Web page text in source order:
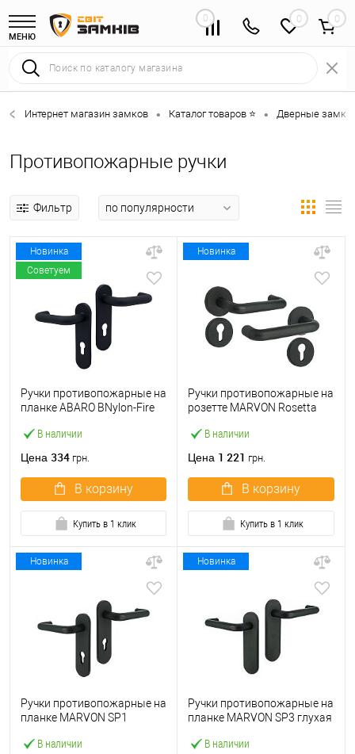
МЕНЮ
0 0
Интернет магазин замков • Каталог товаров ⭐ • Дверные замки
Противопожарные ручки
Фильтр
Новинка
Советуем
В наличии
Ручки противопожарные на
планке ABARO BNylon-Fire
72 мм черный
Цена 334 грн.
В корзину
Купить в 1 клик
Новинка
В наличии
Ручки противопожарные на
розетте MARVON Rosetta
Цена 1 221 грн.
В корзину
Купить в 1 клик
Новинка
В наличии
Ручки противопожарные на
планке MARVON SP1
черный матовый
Новинка
В наличии
Ручки противопожарные на
планке MARVON SP3 глухая
черный матовый